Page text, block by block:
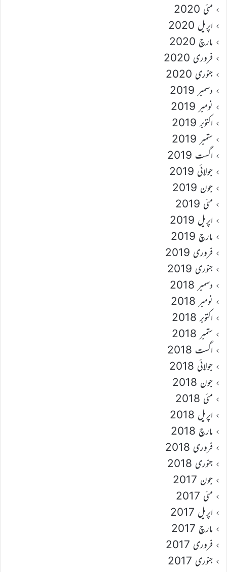
مئی 2020
اپریل 2020
مارچ 2020
فروری 2020
جنوری 2020
دسمبر 2019
نومبر 2019
اکتوبر 2019
ستمبر 2019
اگست 2019
جولائی 2019
جون 2019
مئی 2019
اپریل 2019
مارچ 2019
فروری 2019
جنوری 2019
دسمبر 2018
نومبر 2018
اکتوبر 2018
ستمبر 2018
اگست 2018
جولائی 2018
جون 2018
مئی 2018
اپریل 2018
مارچ 2018
فروری 2018
جنوری 2018
جون 2017
مئی 2017
اپریل 2017
مارچ 2017
فروری 2017
جنوری 2017